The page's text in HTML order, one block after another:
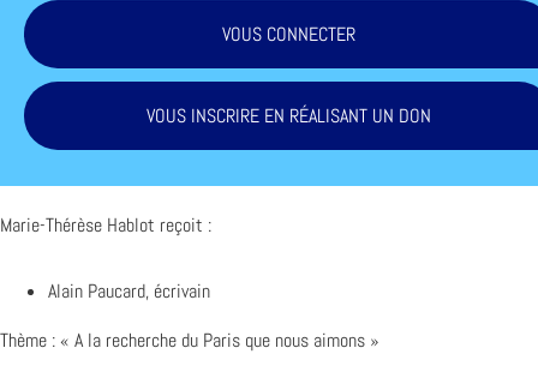
VOUS CONNECTER
VOUS INSCRIRE EN RÉALISANT UN DON
Marie-Thérèse Hablot reçoit :
Alain Paucard, écrivain
Thème : « A la recherche du Paris que nous aimons »